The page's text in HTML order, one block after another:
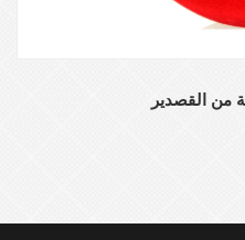
من القصدير